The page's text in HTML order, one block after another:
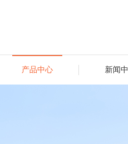
产品中心 新闻